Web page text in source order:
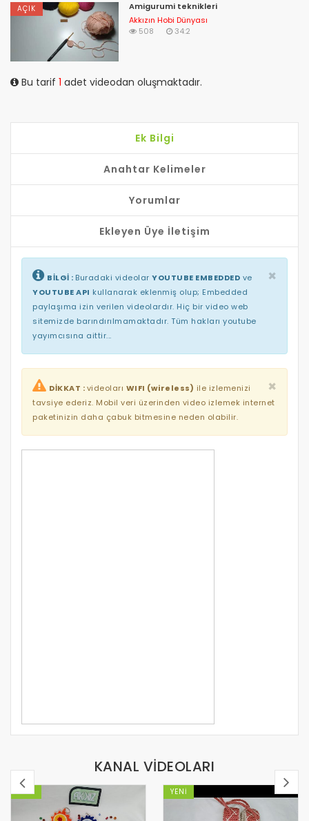
AÇIK
Amigurumi teknikleri
Akkızın Hobi Dünyası
508
34:2
Bu tarif 1 adet videodan oluşmaktadır.
Ek Bilgi
Anahtar Kelimeler
Yorumlar
Ekleyen Üye İletişim
×
BİLGİ : Buradaki videolar YOUTUBE EMBEDDED ve
YOUTUBE API kullanarak eklenmiş olup; Embedded
paylaşıma izin verilen videolardır. Hiç bir video web
sitemizde barındırılmamaktadır. Tüm hakları youtube
yayımcısına aittir...
×
DİKKAT :videoları WIFI (wireless) ile izlemenizi
tavsiye ederiz. Mobil veri üzerinden video izlemek internet
paketinizin daha çabuk bitmesine neden olabilir.
KANAL VİDEOLARI
YENI YENI